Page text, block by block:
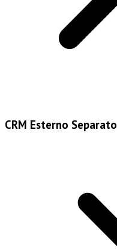
CRM Esterno Separato